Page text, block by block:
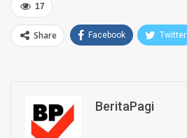
17
Share Facebook Twitter
BeritaPagi